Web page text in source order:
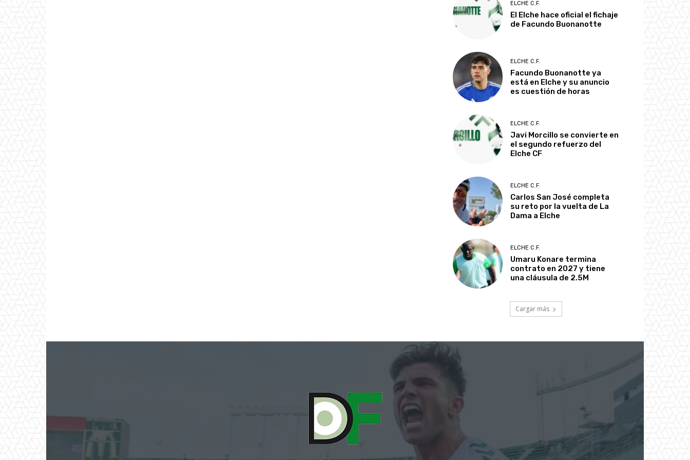
ELCHE C.F.
El Elche hace oficial el fichaje
de Facundo Buonanotte
ELCHE C.F.
Facundo Buonanotte ya
está en Elche y su anuncio
es cuestión de horas
ELCHE C.F.
Javi Morcillo se convierte en
el segundo refuerzo del
Elche CF
ELCHE C.F.
Carlos San José completa
su reto por la vuelta de La
Dama a Elche
ELCHE C.F.
Umaru Konare termina
contrato en 2027 y tiene
una cláusula de 2.5M
Cargar más